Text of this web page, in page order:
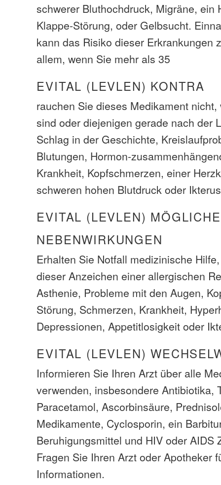
schwerer Bluthochdruck, Migräne, ein
Klappe-Störung, oder Gelbsucht.
kann das Risiko dieser Erkrankungen
allem, wenn Sie mehr als 35
EVITAL (LEVLEN) KONTRA
rauchen Sie dieses Medikament
sind oder diejenigen gerade nach der
Schlag in der Geschichte,
Blutungen, Hormon-
Krankheit, Kopfschmerzen, einer
schweren hohen Blutdruck oder
EVITAL (LEVLEN) MÖGLICHE
NEBENWIRKUNGEN
Erhalten Sie Notfall medizinische
dieser Anzeichen einer allergischen
Asthenie, Probleme mit den Augen,
Störung, Schmerzen, Krankheit,
Depressionen, Appetitlosigkeit oder
EVITAL (LEVLEN)
Informieren Sie Ihren Arzt über alle
verwenden, insbesondere Antibiotika,
Paracetamol, Ascorbinsäure,
Medikamente, Cyclosporin, ein
Beruhigungsmittel und HIV oder AIDS
Fragen Sie Ihren Arzt oder Apotheker
Informationen.